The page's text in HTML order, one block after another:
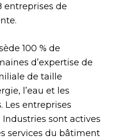
entreprises de
100 % de
d’expertise de
de taille
l’eau et les
Les entreprises
sont actives
services du bâtiment